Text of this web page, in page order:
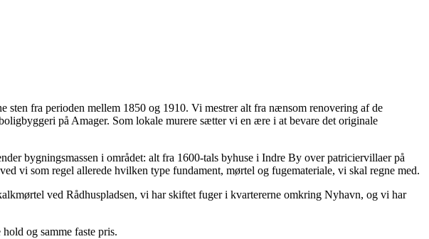
fra perioden mellem 1850 og 1910. Vi mestrer alt fra nænsom renovering af de
på Amager. Som lokale murere sætter vi en ære i at bevare det originale
bygningsmassen i området: alt fra 1600-tals byhuse i Indre By over patriciervillaer på
vi som regel allerede hvilken type fundament, mørtel og fugemateriale, vi skal regne med.
ved Rådhuspladsen, vi har skiftet fuger i kvartererne omkring Nyhavn, og vi har
og samme faste pris.